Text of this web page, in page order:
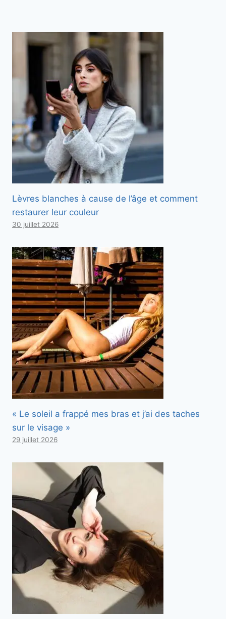
Lèvres blanches à cause de l’âge et comment
restaurer leur couleur
30 juillet 2026
« Le soleil a frappé mes bras et j’ai des taches
sur le visage »
29 juillet 2026